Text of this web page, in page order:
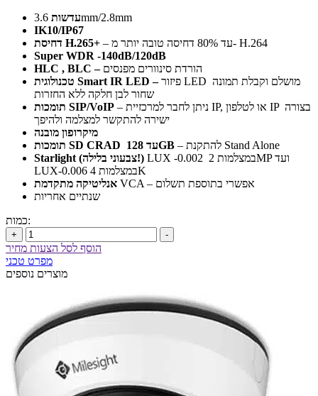
עדשות3.6mm/2.8mm
IK10/IP67
H.265+
– עד 80% דחיסה טובה יותר מ- H.264
Super WDR -140dB/120dB
HLC , BLC – הורדת סינוורים מפנסים
Smart IR LED –פיזור LED מושלם וקבלת תמונה
שחור לבן חלקה ללא החזרות
תומכות SIP/VoIP – ניתן לחבר למרכזיית IP, או לטלפון IP בצורה
ישירה להתקשר למצלמה ולהיפך
מיקרופון מובנה
SD CRAD עד128GB
– להתקנת Stand Alone
Starlight
(צבעוני בלילה!) LUX -0.002 במצלמות 2MP ועד
LUX-0.006 במצלמות 4K
אנליטיקה מתקדמת
VCA – אפשרי בתוספת תשלום
שנתיים אחריות
כמות:
+ -
הוסף לסל הצעות מחיר
מפרט טכני
מוצרים נוספים